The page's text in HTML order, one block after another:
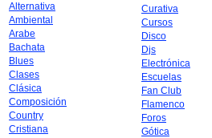
Alternativa
Ambiental
Arabe
Bachata
Blues
Clases
Clásica
Composición
Country
Cristiana
Curativa
Cursos
Disco
Djs
Electrónica
Escuelas
Fan Club
Flamenco
Foros
Gótica